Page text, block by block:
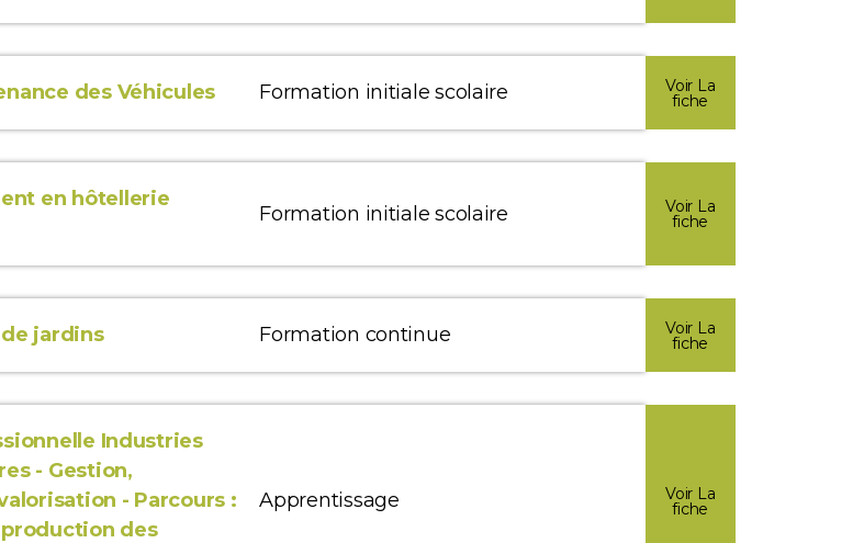
des Véhicules Formation initiale scolaire Voir La
fiche
en hôtellerie
Formation initiale scolaire Voir La
fiche
jardins Formation continue Voir La
fiche
Industries
- Gestion,
- Parcours :
des
Apprentissage Voir La
fiche